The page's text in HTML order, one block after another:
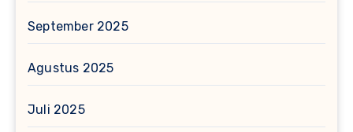
September 2025
Agustus 2025
Juli 2025